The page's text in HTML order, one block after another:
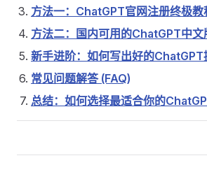
方法一：ChatGPT官网注册终极教
方法二：国内可用的ChatGPT中文
新手进阶：如何写出好的
常见问题解答 (FAQ)
总结：如何选择最适合你的